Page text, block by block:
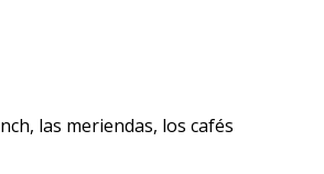
las meriendas, los cafés